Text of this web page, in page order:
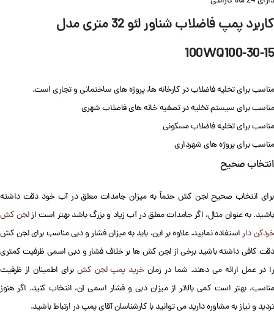
کاربرد پمپ فاضلاب شناور لئو 32 متری مدل
100WQ100-30-15
مناسب برای تخلیه فاضلاب در کارخانه ها، پروژه های ساختمانی و تجاری است.
مناسب برای سیستم تخلیه در تصفیه خانه های فاضلاب شهری
مناسب برای تخلیه فاضلاب مسکونی
مناسب برای پروژه های شهرداری
انتخاب صحیح
برای انتخاب صحیح لجن کش حتماً به میزان جامدات معلق در آب خود دقت داشته
باشید. به عنوان مثال، اگر جامدات معلق در آب زیاد و بزرگ باشد بهتر است ازلجن کش
خردکن داراستفاده نمایید. علاوه بر این، باید به میزان فشار و دبی مناسب برای لجن کش
دقت کافی داشته باشید برخی از لجن کش ها بر خلاف فشار و دبی اسمی ظرفیت کمتری
را در عمل ارائه می دهند. شما در زمانخرید پمپ لجن کشبرای اطمینان از ظرفیت
مناسب، بهتر است کمی بالاتر از میزان دبی و فشار اسمی آن، انتخاب کنید. اگر هنوز
تردید و نیاز به مشاوره دارید می توانید با کارشناسان آقای پمپ در ارتباط باشید.